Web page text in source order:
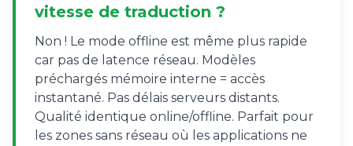
vitesse de traduction ?
Non ! Le mode offline est même plus rapide
car pas de latence réseau. Modèles
préchargés mémoire interne = accès
instantané. Pas délais serveurs distants.
Qualité identique online/offline. Parfait pour
les zones sans réseau où les applications ne